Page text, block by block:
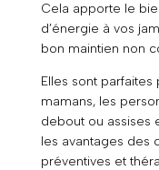
Cela apporte le
d’énergie à vos
bon maintien non
Elles sont
mamans, les
debout ou assises
les avantages des
préventives et